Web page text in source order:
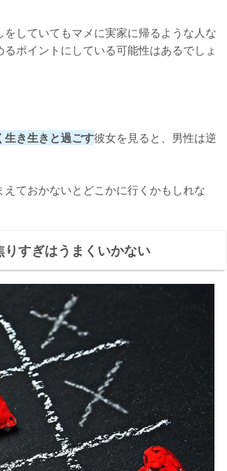
していてもマメに実家に帰るような人な
ポイントにしている可能性はあるでしょ
生き生きと過ごす彼女を見ると、男性は逆
ておかないとどこかに行くかもしれな
すぎはうまくいかない